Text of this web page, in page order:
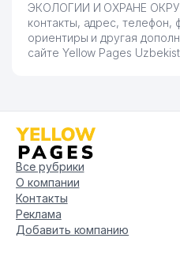
ЭКОЛОГИИ И ОХРАНЕ
контакты, адрес, телефон,
ориентиры и другая
сайте Yellow Pages
Все рубрики
О компании
Контакты
Реклама
Добавить компанию